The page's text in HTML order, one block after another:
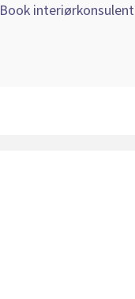
Book interiørkonsulent